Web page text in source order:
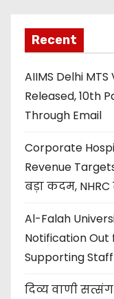
Recent
AIIMS Delhi
Released, 10th
Through Email
Corporate
Revenue
बड़ा कदम,
Al-Falah
Notification Out
Supporting
दिव्य वाणी